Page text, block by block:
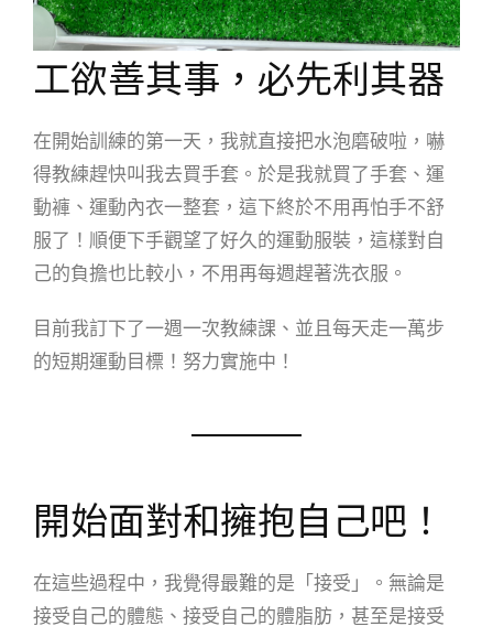
工欲善其事，必先利其器
在開始訓練的第一天，我就直接把水泡磨破啦，嚇
得教練趕快叫我去買手套。於是我就買了手套、運
動褲、運動內衣一整套，這下終於不用再怕手不舒
服了！順便下手觀望了好久的運動服裝，這樣對自
己的負擔也比較小，不用再每週趕著洗衣服。
目前我訂下了一週一次教練課、並且每天走一萬步
的短期運動目標！努力實施中！
開始面對和擁抱自己吧！
在這些過程中，我覺得最難的是「接受」。無論是
接受自己的體態、接受自己的體脂肪，甚至是接受